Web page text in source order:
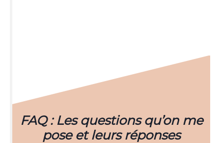
FAQ : Les questions qu’on me
pose et leurs réponses